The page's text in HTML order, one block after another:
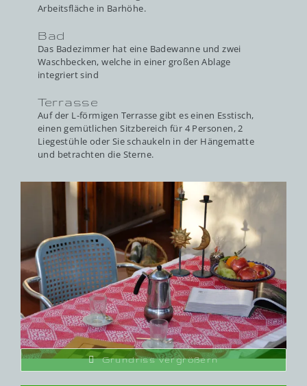
Arbeitsfläche in Barhöhe.
Bad
Das Badezimmer hat eine Badewanne und zwei
Waschbecken, welche in einer großen Ablage
integriert sind
Terrasse
Auf der L-förmigen Terrasse gibt es einen Esstisch,
einen gemütlichen Sitzbereich für 4 Personen, 2
Liegestühle oder Sie schaukeln in der Hängematte
und betrachten die Sterne.
Grundriss vergrößern